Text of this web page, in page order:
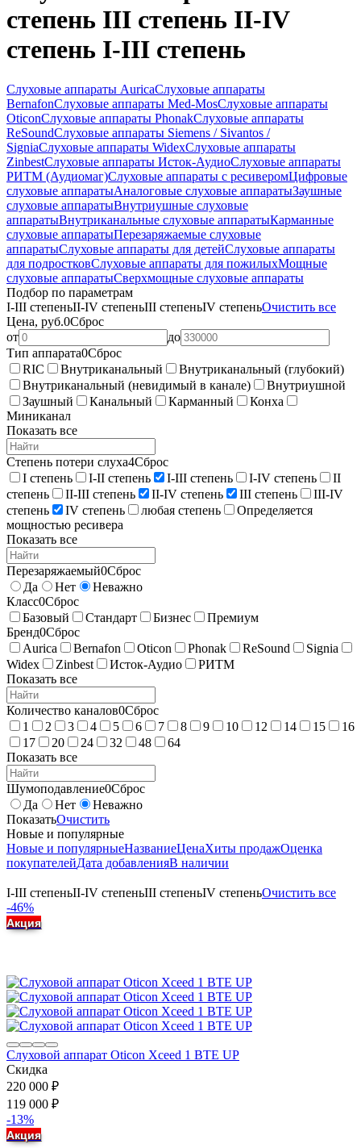
степень III степень II-IV
степень I-III степень
Слуховые аппараты AuricaСлуховые аппараты
BernafonСлуховые аппараты Med-MosСлуховые аппараты
OticonСлуховые аппараты PhonakСлуховые аппараты
ReSoundСлуховые аппараты Siemens / Sivantos /
SigniaСлуховые аппараты WidexСлуховые аппараты
ZinbestСлуховые аппараты Исток-АудиоСлуховые аппараты
РИТМ (Аудиомаг)Слуховые аппараты с ресиверомЦифровые
слуховые аппаратыАналоговые слуховые аппаратыЗаушные
слуховые аппаратыВнутриушные слуховые
аппаратыВнутриканальные слуховые аппаратыКарманные
слуховые аппаратыПерезаряжаемые слуховые
аппаратыСлуховые аппараты для детейСлуховые аппараты
для подростковСлуховые аппараты для пожилыхМощные
слуховые аппаратыСверхмощные слуховые аппараты
Подбор по параметрам
I-III степеньII-IV степеньIII степеньIV степеньОчистить все
Цена, руб.0Сброс
от
до
Тип аппарата0Сброс
RIC
Внутриканальный
Внутриканальный (глубокий)
Внутриканальный (невидимый в канале)
Внутриушной
Заушный
Канальный Карманный
Конха
Миниканал
Показать все
Степень потери слуха4Сброс
I степень
I-II степень I-III степень I-IV степень
II
степень
II-III степень II-IV степень III степень
III-IV
степень
IV степень любая степень
Определяется
мощностью ресивера
Показать все
Перезаряжаемый0Сброс
Да
Нет
Неважно
Класс0Сброс
Базовый
Стандарт Бизнес
Премиум
Бренд0Сброс
Aurica
Bernafon Oticon Phonak ReSound
Signia
Widex
Zinbest Исток-Аудио
РИТМ
Показать все
Количество каналов0Сброс
1
2 3 4 5 6 7 8 9 10 12 14 15
16
17
20 24 32 48
64
Показать все
Шумоподавление0Сброс
Да
Нет
Неважно
ПоказатьОчистить
Новые и популярные
Новые и популярныеНазваниеЦенаХиты продажОценка
покупателейДата добавленияВ наличии
I-III степеньII-IV степеньIII степеньIV степеньОчистить все
-46%
Акция
Слуховой аппарат Oticon Xceed 1 BTE UP
Скидка
220 000 ₽
119 000 ₽
-13%
Акция